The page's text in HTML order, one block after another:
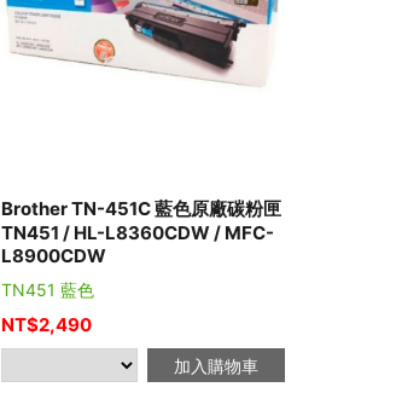
Brother TN-451C 藍色原廠碳粉匣
TN451 / HL-L8360CDW / MFC-
L8900CDW
TN451 藍色
NT$2,490
加入購物車